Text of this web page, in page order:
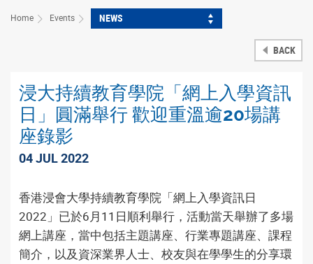
Home Events NEWS
BACK
浸大持續教育學院「網上入學資訊
日」圓滿舉行 歡迎重溫逾20場講
座錄影
04 JUL 2022
香港浸會大學持續教育學院「網上入學資訊日
2022」已於6月11日順利舉行，活動當天舉辦了多場
網上講座，當中包括主題講座、行業專題講座、課程
簡介，以及資深業界人士、校友與在學學生的分享環